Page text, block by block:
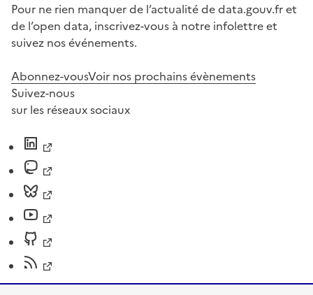
Pour ne rien manquer de l’actualité de data.gouv.fr et
de l’open data, inscrivez-vous à notre infolettre et
suivez nos événements.
Abonnez-vousVoir nos prochains évènements
Suivez-nous
sur les réseaux sociaux